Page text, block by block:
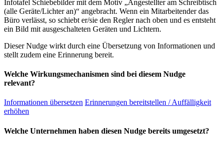
Infotafel Schiebebilder mit dem Motiv „Angestellter am Schreibtisch
(alle Geräte/Lichter an)“ angebracht. Wenn ein Mitarbeitender das
Büro verlässt, so schiebt er/sie den Regler nach oben und es entsteht
ein Bild mit ausgeschalteten Geräten und Lichtern.
Dieser Nudge wirkt durch eine Übersetzung von Informationen und
stellt zudem eine Erinnerung bereit.
Welche Wirkungsmechanismen sind bei diesem Nudge
relevant?
Informationen übersetzen Erinnerungen bereitstellen / Auffälligkeit
erhöhen
Welche Unternehmen haben diesen Nudge bereits umgesetzt?